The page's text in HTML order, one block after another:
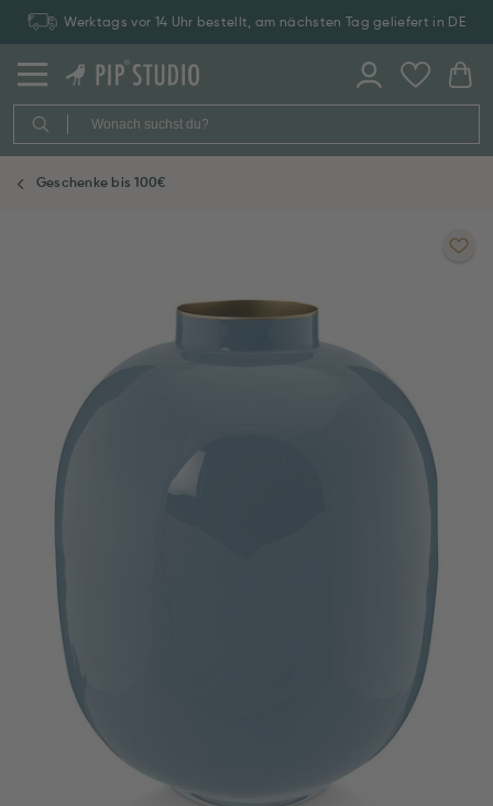
Werktags vor 14 Uhr bestellt, am nächsten Tag geliefert in DE
Geschenke bis 100€